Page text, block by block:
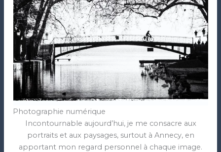
Photographie numérique
Incontournable aujourd’hui, je me consacre aux
portraits et aux paysages, surtout à Annecy, en
apportant mon regard personnel à chaque image.